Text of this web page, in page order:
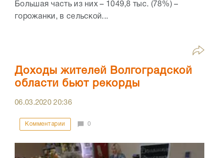
Большая часть из них – 1049,8 тыс. (78%) –
горожанки, в сельской...
Доходы жителей Волгоградской
области бьют рекорды
06.03.202020:36
Комментарии 0